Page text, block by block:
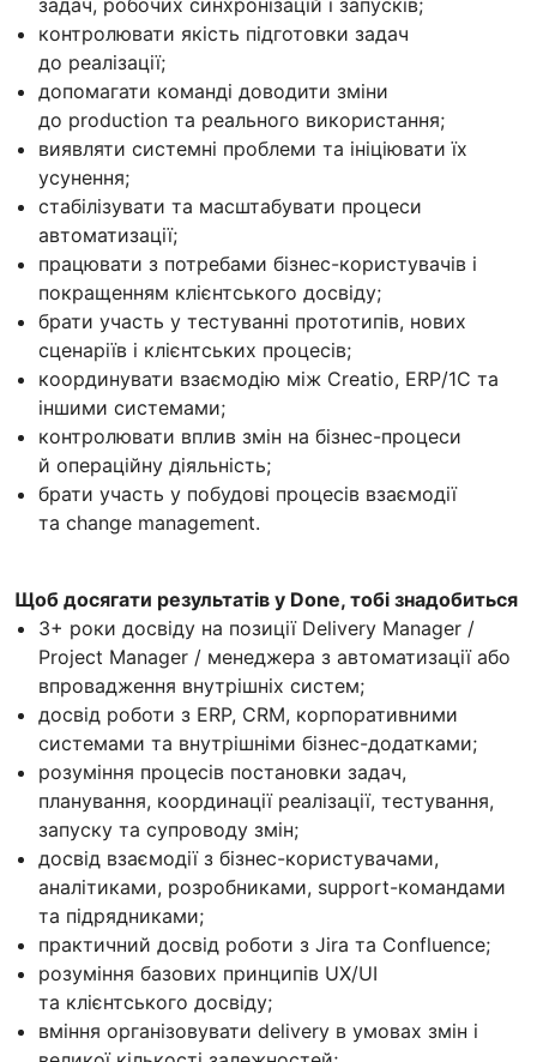
задач, робочих синхронізацій і запусків;
контролювати якість підготовки задач
до реалізації;
допомагати команді доводити зміни
до production та реального використання;
виявляти системні проблеми та ініціювати їх
усунення;
стабілізувати та масштабувати процеси
автоматизації;
працювати з потребами бізнес-користувачів і
покращенням клієнтського досвіду;
брати участь у тестуванні прототипів, нових
сценаріїв і клієнтських процесів;
координувати взаємодію між Creatio, ERP/1С та
іншими системами;
контролювати вплив змін на бізнес-процеси
й операційну діяльність;
брати участь у побудові процесів взаємодії
та change management.
Щоб досягати результатів у Done, тобі знадобиться
3+ роки досвіду на позиції Delivery Manager /
Project Manager / менеджера з автоматизації або
впровадження внутрішніх систем;
досвід роботи з ERP, CRM, корпоративними
системами та внутрішніми бізнес-додатками;
розуміння процесів постановки задач,
планування, координації реалізації, тестування,
запуску та супроводу змін;
досвід взаємодії з бізнес-користувачами,
аналітиками, розробниками, support-командами
та підрядниками;
практичний досвід роботи з Jira та Confluence;
розуміння базових принципів UX/UI
та клієнтського досвіду;
вміння організовувати delivery в умовах змін і